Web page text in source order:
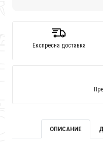
Експресна доставка
ОПИСАНИЕ